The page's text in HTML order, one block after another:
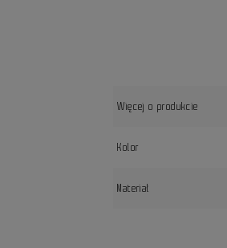
Więcej o produkcie
Kolor
Materiał